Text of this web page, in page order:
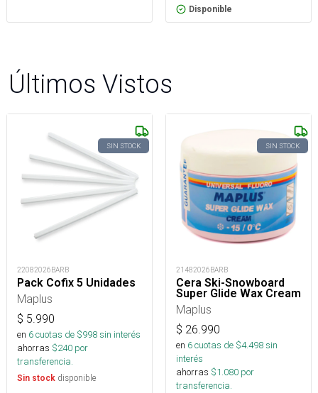
Disponible
Últimos Vistos
SIN STOCK
22082026BARB
Pack Cofix 5 Unidades
Maplus
$ 5.990
en 6cuotas de $998sin interés
ahorras $240 por
transferencia.
Sin stock disponible
SIN STOCK
21482026BARB
Cera Ski-Snowboard
Super Glide Wax Cream
Maplus
$ 26.990
en 6cuotas de $4.498sin
interés
ahorras $1.080 por
transferencia.